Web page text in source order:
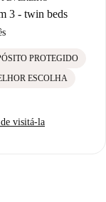
3 - twin beds
PROTEGIDO
ESCOLHA
visitá-la